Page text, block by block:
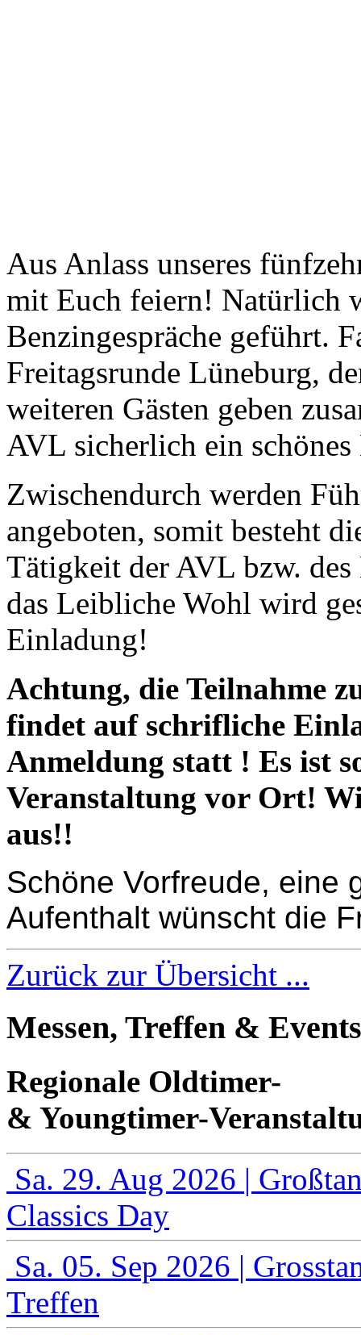
Aus Anlass unseres
mit Euch feiern! Natürlich
Benzingespräche geführt.
Freitagsrunde Lüneburg,
weiteren Gästen geben
AVL sicherlich ein
Zwischendurch werden
angeboten, somit besteht
Tätigkeit der AVL bzw.
das Leibliche Wohl wird
Einladung!
Achtung, die Teilnahme
findet auf schrifliche
Anmeldung statt ! Es ist
Veranstaltung vor Ort!
aus!!
Schöne Vorfreude, eine
Aufenthalt wünscht die
Zurück zur Übersicht ...
Messen, Treffen & Events
Regionale Oldtimer-
& Youngtimer-
Sa. 29. Aug 2026 |
Classics Day
Sa. 05. Sep 2026 |
Treffen